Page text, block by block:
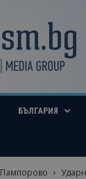
БЪЛГАРИЯ
Пампорово